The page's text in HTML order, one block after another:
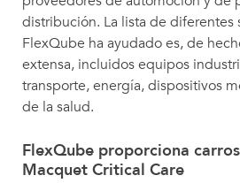
distribución. La lista de diferentes
FlexQube ha ayudado es, de
extensa, incluidos equipos
transporte, energía, dispositivos
de la salud.
FlexQube proporciona
Macquet Critical Care